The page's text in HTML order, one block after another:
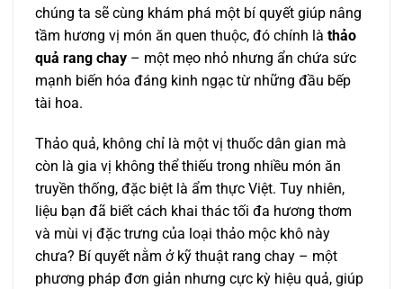
chúng ta sẽ cùng khám phá một bí quyết giúp nâng
tầm hương vị món ăn quen thuộc, đó chính là thảo
quả rang chay – một mẹo nhỏ nhưng ẩn chứa sức
mạnh biến hóa đáng kinh ngạc từ những đầu bếp
tài hoa.
Thảo quả, không chỉ là một vị thuốc dân gian mà
còn là gia vị không thể thiếu trong nhiều món ăn
truyền thống, đặc biệt là ẩm thực Việt. Tuy nhiên,
liệu bạn đã biết cách khai thác tối đa hương thơm
và mùi vị đặc trưng của loại thảo mộc khô này
chưa? Bí quyết nằm ở kỹ thuật rang chay – một
phương pháp đơn giản nhưng cực kỳ hiệu quả, giúp